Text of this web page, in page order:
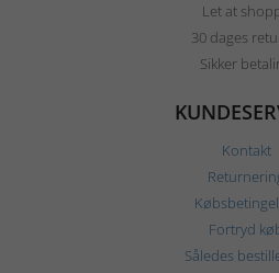
Let at
30 dages
Sikker
Kontakt
Fortryd
Således